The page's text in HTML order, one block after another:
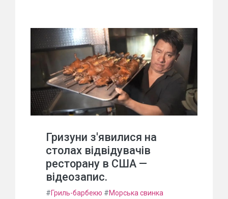
Гризуни з'явилися на
столах відвідувачів
ресторану в США —
відеозапис.
#Гриль-барбекю #Морська свинка